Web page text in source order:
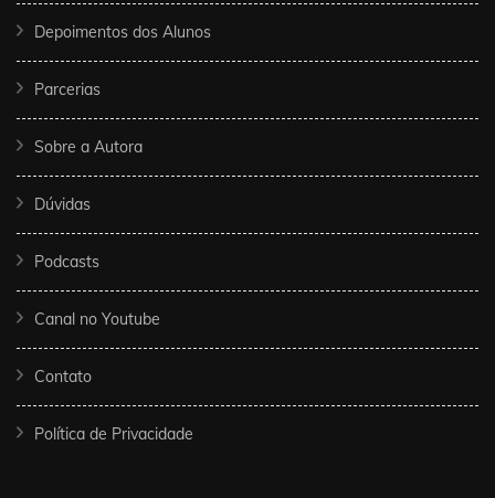
Depoimentos dos Alunos
Parcerias
Sobre a Autora
Dúvidas
Podcasts
Canal no Youtube
Contato
Política de Privacidade